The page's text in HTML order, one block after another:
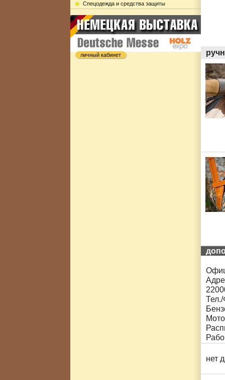
Cпецодежда и средства защиты
личный кабинет
нет